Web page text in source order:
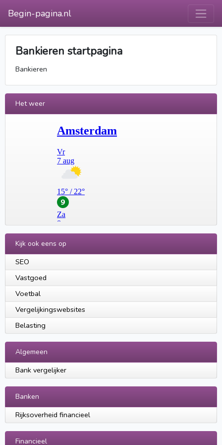
Begin-pagina.nl
Bankieren startpagina
Bankieren
Het weer
Kijk ook eens op
SEO
Vastgoed
Voetbal
Vergelijkingswebsites
Belasting
Algemeen
Bank vergelijker
Banken
Rijksoverheid financieel
Financieel